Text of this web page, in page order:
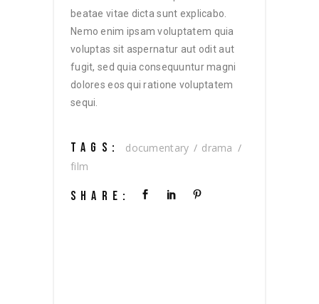
beatae vitae dicta sunt explicabo.
Nemo enim ipsam voluptatem quia
voluptas sit aspernatur aut odit aut
fugit, sed quia consequuntur magni
dolores eos qui ratione voluptatem
sequi.
TAGS: documentary
drama
film
SHARE: